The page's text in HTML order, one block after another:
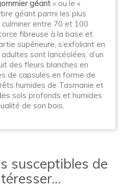
géant » ou le «
géant parmi les plus
entre 70 et 100
fibreuse à la base et
supérieure, s’exfoliant en
sont lancéolées, d’un
des fleurs blanches en
de capsules en forme de
humides de Tasmanie et
sols profonds et humides
de son bois.
susceptibles de